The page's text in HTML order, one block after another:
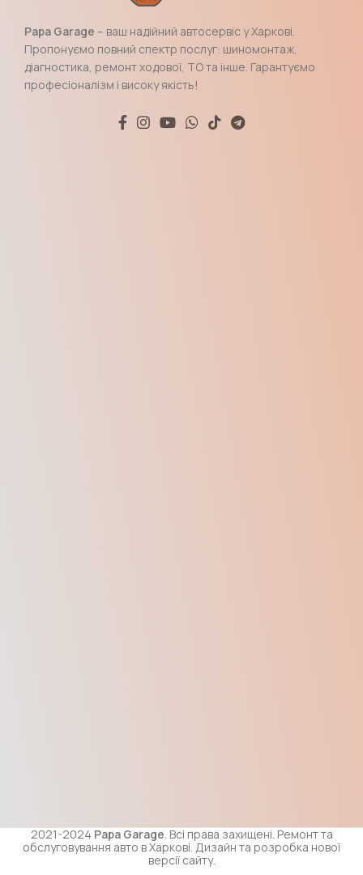
Papa Garage – ваш надійний автосервіс у Харкові.
Пропонуємо повний спектр послуг: шиномонтаж,
діагностика, ремонт ходової, ТО та інше. Гарантуємо
професіоналізм і високу якість!
2021-2024 Papa Garage. Всі права захищені. Ремонт та
обслуговування авто в Харкові. Дизайн та розробка нової
версії сайту.